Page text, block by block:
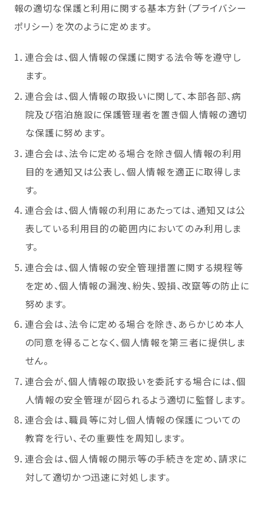
報の適切な保護と利用に関する基本方針（プライバシー
ポリシー）を次のように定めます。
1．連合会は、個人情報の保護に関する法令等を遵守し
ます。
2．連合会は、個人情報の取扱いに関して、本部各部、病
院及び宿泊施設に保護管理者を置き個人情報の適切
な保護に努めます。
3．連合会は、法令に定める場合を除き個人情報の利用
目的を通知又は公表し、個人情報を適正に取得しま
す。
4．連合会は、個人情報の利用にあたっては、通知又は公
表している利用目的の範囲内においてのみ利用しま
す。
5．連合会は、個人情報の安全管理措置に関する規程等
を定め、個人情報の漏洩、紛失、毀損、改竄等の防止に
努めます。
6．連合会は、法令に定める場合を除き、あらかじめ本人
の同意を得ることなく、個人情報を第三者に提供しま
せん。
7．連合会が、個人情報の取扱いを委託する場合には、個
人情報の安全管理が図られるよう適切に監督します。
8．連合会は、職員等に対し個人情報の保護についての
教育を行い、その重要性を周知します。
9．連合会は、個人情報の開示等の手続きを定め、請求に
対して適切かつ迅速に対処します。